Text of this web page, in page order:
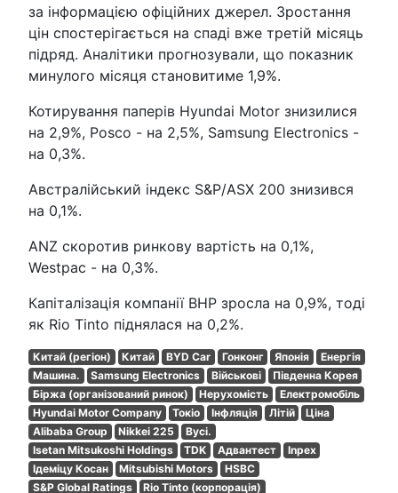
за інформацією офіційних джерел. Зростання
цін спостерігається на спаді вже третій місяць
підряд. Аналітики прогнозували, що показник
минулого місяця становитиме 1,9%.
Котирування паперів Hyundai Motor знизилися
на 2,9%, Posco - на 2,5%, Samsung Electronics -
на 0,3%.
Австралійський індекс S&P/ASX 200 знизився
на 0,1%.
ANZ скоротив ринкову вартість на 0,1%,
Westpac - на 0,3%.
Капіталізація компанії BHP зросла на 0,9%, тоді
як Rio Tinto піднялася на 0,2%.
Китай (регіон) Китай BYD Car Гонконг Японія
Енергія
Машина.
Samsung Electronics Військові
Південна Корея
Біржа (організований ринок)
Нерухомість
Електромобіль
Hyundai Motor Company
Токіо Інфляція Літій
Ціна
Alibaba Group
Nikkei 225
Вусі.
Isetan Mitsukoshi Holdings
TDK Адвантест
Inpex
Ідеміцу Косан
Mitsubishi Motors
HSBC
S&P Global Ratings
Rio Tinto (корпорація)